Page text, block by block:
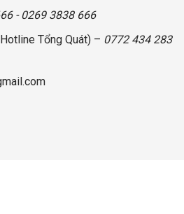
-0269 3838 666
Tổng Quát) – 0772 434 283